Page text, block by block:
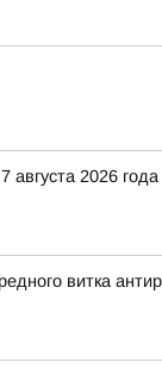
августа 2026 года
витка